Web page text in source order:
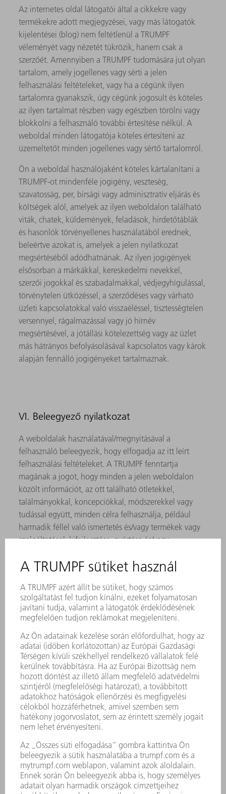
Az internetes oldal látogatói által a cikkekre vagy
termékekre adott megjegyzései, vagy más látogatók
kijelentései (blog) nem feltétlenül a TRUMPF
véleményét vagy nézetét tükrözik, hanem csak a
szerzőét. Amennyiben a TRUMPF tudomására jut olyan
tartalom, amely jogellenes vagy sérti a jelen
felhasználási feltételeket, vagy ha a cégünk ilyen
tartalomra gyanakszik, úgy cégünk jogosult és köteles
az ilyen tartalmat részben vagy egészben törölni vagy
blokkolni a felhasználó további értesítése nélkül. A
weboldal minden látogatója köteles értesíteni az
üzemeltetőt minden jogellenes vagy sértő tartalomról.
Ön a weboldal használójaként köteles kártalanítani a
TRUMPF-ot mindenféle jogigény, veszteség,
szavatosság, per, bírsági vagy adminisztratív eljárás és
költségek alól, amelyek az ilyen weboldalon található
viták, chatek, küldemények, feladások, hirdetőtáblák
és hasonlók törvényellenes használatából erednek,
beleértve azokat is, amelyek a jelen nyilatkozat
megsértéséből adódhatnának. Az ilyen jogigények
elsősorban a márkákkal, kereskedelmi nevekkel,
szerzői jogokkal és szabadalmakkal, védjegyhígulással,
törvénytelen ütközéssel, a szerződéses vagy várható
üzleti kapcsolatokkal való visszaéléssel, tisztességtelen
versennyel, rágalmazással vagy jó hírnév
megsértésével, a jótállási kötelezettség vagy az üzlet
más hátrányos befolyásolásával kapcsolatos vagy károk
alapján fennálló jogigényeket tartalmaznak.
VI. Beleegyező nyilatkozat
A weboldalak használatával/megnyitásával a
felhasználó beleegyezik, hogy elfogadja az itt leírt
felhasználási feltételeket. A TRUMPF fenntartja
magának a jogot, hogy minden a jelen weboldalon
közölt információt, az ott található ötletekkel,
találmányokkal, koncepciókkal, módszerekkel vagy
tudással együtt, minden célra felhasználja, például
harmadik féllel való ismertetés és/vagy termékek vagy
szolgáltatások kifejlesztése, gyártása és/vagy
megengedett.
VII. Záró rendelkezések
A TRUMPF kifejezetten fenntartja magának a jogot,
hogy az oldalakon lévő vagy a teljes ajánlat
munkadarabjait külön értesítés nélkül módosítsa,
kiegészítse, törölje, vagy a közzétételüket ideiglenesen
vagy véglegesen megszüntesse. A jelen Általános
Használati Feltételekre és minden abból adódó
kötelezettségre a német jog irányadó, a kollíziós jog és
ENSZ egyezmény (CISG) vagy annak részeinek
kizárásával. A bíróság székhelye Stuttgart. A TRUMPF
fenntartja magának a jogot, hogy bármely más
megengedett joghatósági helyen eljárást indítson.